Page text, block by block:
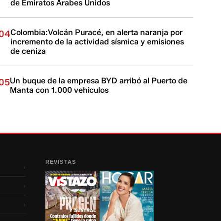
de Emiratos Árabes Unidos
Colombia:Volcán Puracé, en alerta naranja por
incremento de la actividad sísmica y emisiones
de ceniza
Un buque de la empresa BYD arribó al Puerto de
Manta con 1.000 vehículos
›
›
›
REVISTAS